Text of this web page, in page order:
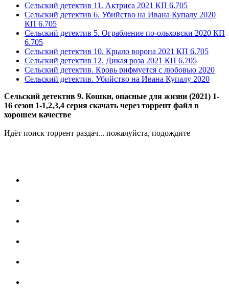
Сельский детектив 11. Актриса 2021 КП 6.705
Сельский детектив 6. Убийство на Ивана Купалу 2020
КП 6.705
Сельский детектив 5. Ограбление по-ольховски 2020 КП
6.705
Сельский детектив 10. Крыло ворона 2021 КП 6.705
Сельский детектив 12. Дикая роза 2021 КП 6.705
Сельский детектив. Кровь рифмуется с любовью 2020
Сельский детектив. Убийство на Ивана Купалу 2020
Сельский детектив 9. Кошки, опасные для жизни (2021) 1-
16 сезон 1-1,2,3,4 серия скачать через торрент файл в
хорошем качестве
Идёт поиск торрент раздач... пожалуйста, подождите